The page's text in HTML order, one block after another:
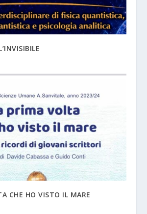
CHE HO VISTO IL MARE